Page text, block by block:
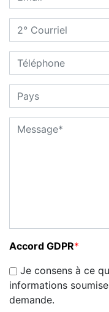
Accord GDPR*
Je consens à ce
informations
demande.